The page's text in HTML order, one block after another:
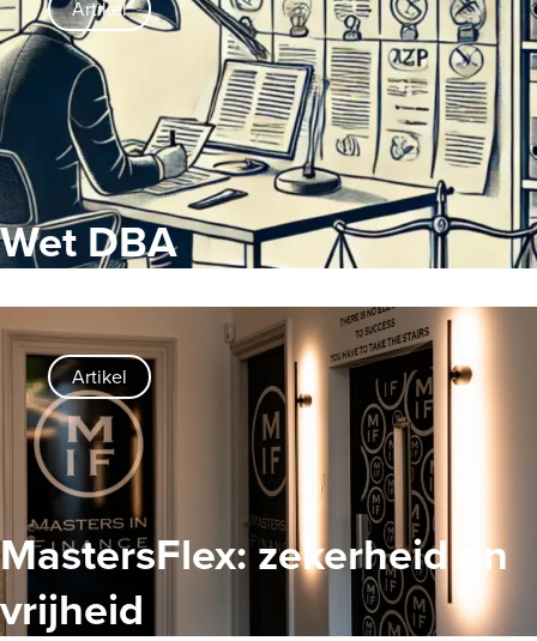
Artikel
Wet DBA
Artikel
MastersFlex: zekerheid en
vrijheid